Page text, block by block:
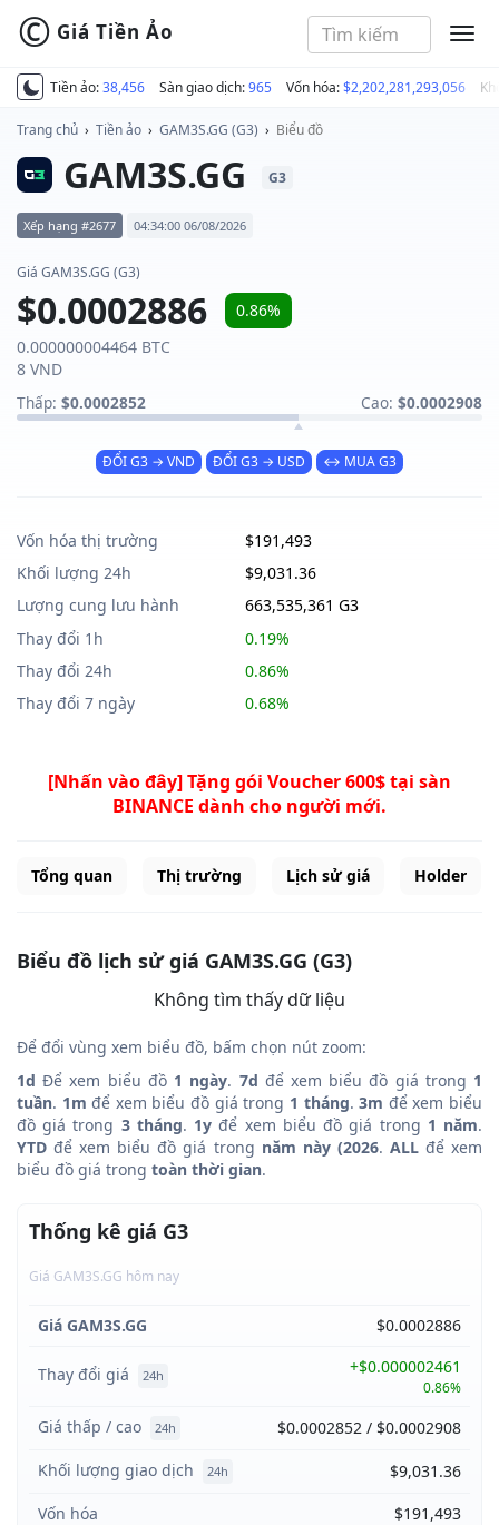
Tiền ảo:38,456 Sàn giao dịch:965 Vốn hóa:$2,202,281,293,056
© Giá Tiền Ảo
Trang chủ › Tiền ảo › GAM3S.GG (G3) › Biểu đồ
GAM3S.GG G3
Xếp hạng #2677 04:34:00 06/08/2026
Giá GAM3S.GG (G3)
$0.0002886
0.86%
0.000000004464 BTC
8 VND
Thấp: $0.0002852 Cao: $0.0002908
ĐỔI G3 → VND ĐỔI G3 → USD ↔ MUA G3
Vốn hóa thị trường
$191,493
Khối lượng 24h
$9,031.36
Lượng cung lưu hành
663,535,361 G3
Thay đổi 1h
0.19%
Thay đổi 24h
0.86%
Thay đổi 7 ngày
0.68%
[Nhấn vào đây] Tặng gói Voucher 600$ tại sàn
BINANCE dành cho người mới.
Tổng quan Thị trường Lịch sử giá Holder
Biểu đồ lịch sử giá GAM3S.GG (G3)
Không tìm thấy dữ liệu
Để đổi vùng xem biểu đồ, bấm chọn nút zoom:
1d Để xem biểu đồ 1 ngày. 7d để xem biểu đồ giá trong 1
tuần. 1m để xem biểu đồ giá trong 1 tháng.3m để xem biểu
đồ giá trong 3 tháng. 1y để xem biểu đồ giá trong 1 năm.
YTD để xem biểu đồ giá trong năm này (2026. ALLđể xem
biểu đồ giá trong toàn thời gian.
Thống kê giá G3
Giá GAM3S.GG hôm nay
Giá GAM3S.GG $0.0002886
Thay đổi giá 24h +$0.000002461
0.86%
Giá thấp / cao 24h
$0.0002852 / $0.0002908
Khối lượng giao dịch
24h
$9,031.36
Vốn hóa
$191,493